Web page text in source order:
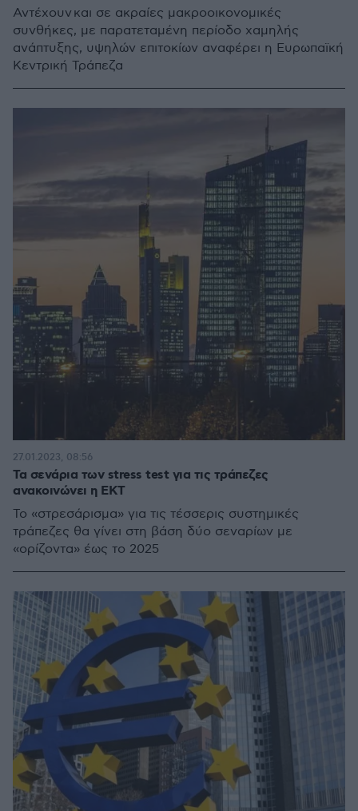
Αντέχουν και σε ακραίες μακροοικονομικές
συνθήκες, με παρατεταμένη περίοδο χαμηλής
ανάπτυξης, υψηλών επιτοκίων αναφέρει η Ευρωπαϊκή
Κεντρική Τράπεζα
Τα σενάρια των stress test για τις τράπεζες
ανακοινώνει η ΕΚΤ
Το «στρεσάρισμα» για τις τέσσερις συστημικές
τράπεζες θα γίνει στη βάση δύο σεναρίων με
«ορίζοντα» έως το 2025
27.01.2023, 08:56